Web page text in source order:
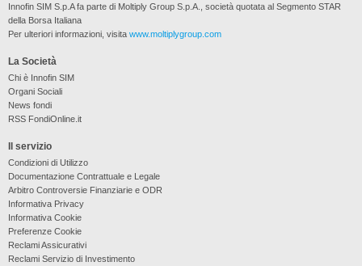
La Società
Chi è Innofin SIM
Organi Sociali
News fondi
RSS FondiOnline.it
Il servizio
Condizioni di Utilizzo
Documentazione Contrattuale e Legale
Arbitro Controversie Finanziarie e ODR
Informativa Privacy
Informativa Cookie
Preferenze Cookie
Reclami Assicurativi
Reclami Servizio di Investimento
Innofin SIM S.p.A fa parte di Moltiply Group S.p.A., società quotata al Segmento STAR
della Borsa Italiana
Per ulteriori informazioni, visita www.moltiplygroup.com